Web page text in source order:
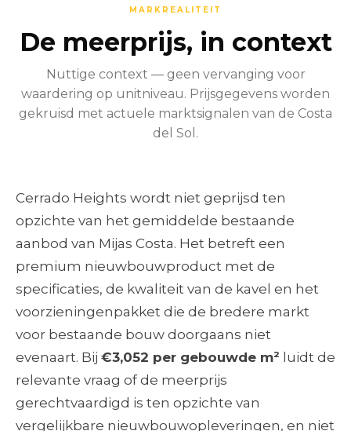
MARKREALITEIT
De meerprijs, in context
Nuttige context — geen vervanging voor
waardering op unitniveau. Prijsgegevens worden
gekruisd met actuele marktsignalen van de Costa
del Sol.
Cerrado Heights wordt niet geprijsd ten
opzichte van het gemiddelde bestaande
aanbod van Mijas Costa. Het betreft een
premium nieuwbouwproduct met de
specificaties, de kwaliteit van de kavel en het
voorzieningenpakket die de bredere markt
voor bestaande bouw doorgaans niet
evenaart. Bij €3,052 per gebouwde m² luidt de
relevante vraag of de meerprijs
gerechtvaardigd is ten opzichte van
vergelijkbare nieuwbouwopleveringen, en niet